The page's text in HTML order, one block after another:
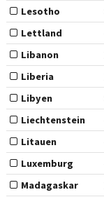
Lesotho
Lettland
Libanon
Liberia
Libyen
Liechtenstein
Litauen
Luxemburg
Madagaskar